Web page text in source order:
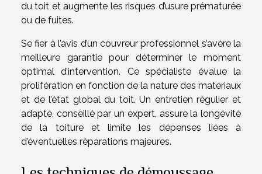
du toit et augmente les risques d’usure prématurée
ou de fuites.
Se fier à l’avis d’un couvreur professionnel s’avère la
meilleure garantie pour déterminer le moment
optimal d’intervention. Ce spécialiste évalue la
prolifération en fonction de la nature des matériaux
et de l’état global du toit. Un entretien régulier et
adapté, conseillé par un expert, assure la longévité
de la toiture et limite les dépenses liées à
d’éventuelles réparations majeures.